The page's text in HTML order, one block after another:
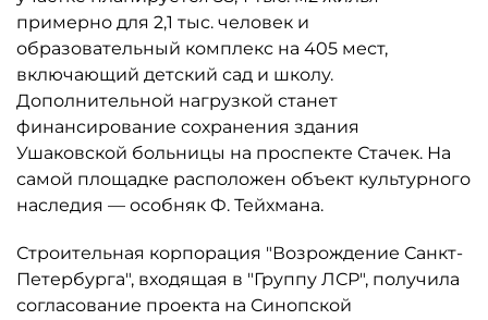
примерно для 2,1 тыс. человек и
образовательный комплекс на 405 мест,
включающий детский сад и школу.
Дополнительной нагрузкой станет
финансирование сохранения здания
Ушаковской больницы на проспекте Стачек. На
самой площадке расположен объект культурного
наследия — особняк Ф. Тейхмана.
Строительная корпорация "Возрождение Санкт-
Петербурга", входящая в "Группу ЛСР", получила
согласование проекта на Синопской